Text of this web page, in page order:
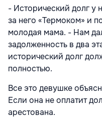
- Исторический долг у
за него «Термоком» и
молодая мама. - Нам
задолженность в два
исторический долг
полностью.
Все это девушке
Если она не оплатит
арестована.